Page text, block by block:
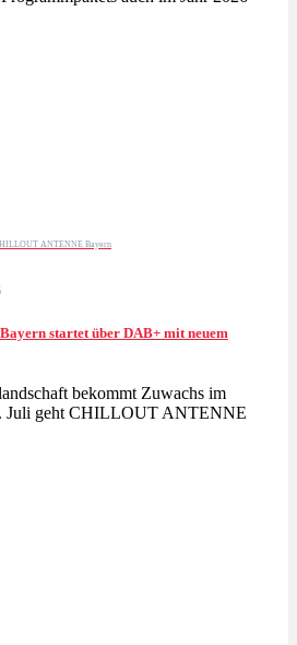
ANTENNE Bayern
startet über DAB+ mit neuem
bekommt Zuwachs im
Juli geht CHILLOUT ANTENNE